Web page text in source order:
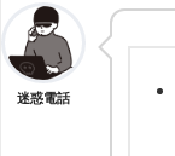
迷惑電話